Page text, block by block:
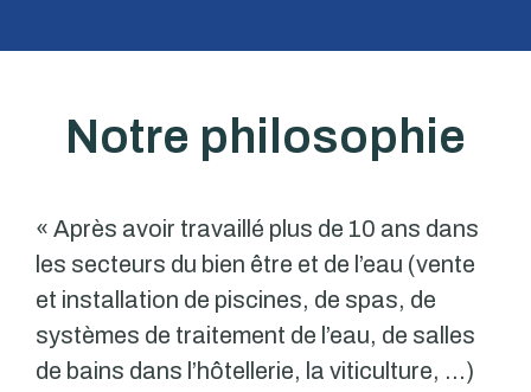
Notre philosophie
« Après avoir travaillé plus de 10 ans dans
les secteurs du bien être et de l’eau (vente
et installation de piscines, de spas, de
systèmes de traitement de l’eau, de salles
de bains dans l’hôtellerie, la viticulture, …)